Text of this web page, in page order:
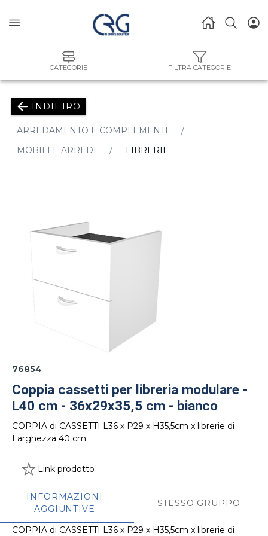
CATEGORIE FILTRA CATEGORIE
INDIETRO
ARREDAMENTO E COMPLEMENTI
MOBILI E ARREDI
LIBRERIE
76854
Coppia cassetti per libreria modulare -
L40 cm - 36x29x35,5 cm - bianco
COPPIA di CASSETTI L36 x P29 x H35,5cm x librerie di
Larghezza 40 cm
Link prodotto
INFORMAZIONI
AGGIUNTIVE
STESSO GRUPPO
COPPIA di CASSETTI L36 x P29 x H35,5cm x librerie di